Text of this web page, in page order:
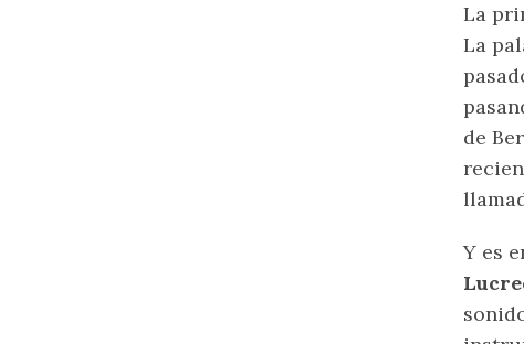
La
La
de
Y es